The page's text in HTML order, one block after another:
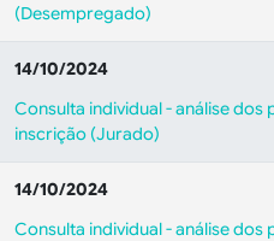
(Desempregado)
14/10/2024
Consulta individual - análise dos
inscrição (Jurado)
14/10/2024
Consulta individual - análise dos